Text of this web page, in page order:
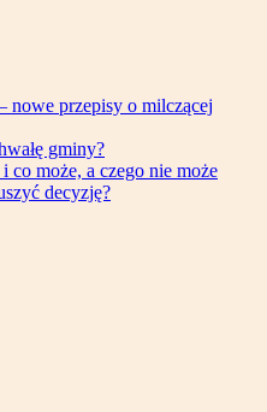
nowe przepisy o milczącej
gminy?
co może, a czego nie może
decyzję?